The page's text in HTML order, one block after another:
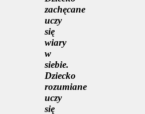
zachęcane
uczy
się
wiary
w
siebie.
Dziecko
rozumiane
uczy
się